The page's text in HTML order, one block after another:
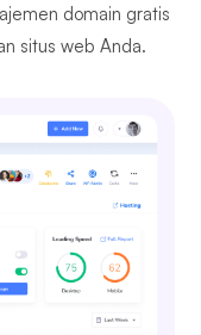
domain gratis
situs web Anda.